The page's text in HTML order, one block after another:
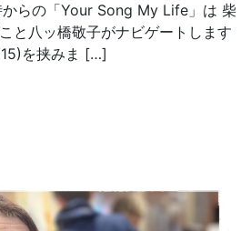
らの「Your Song My Life」は 柴
と八ッ橋敬子がナビゲートします
を挟みま […]